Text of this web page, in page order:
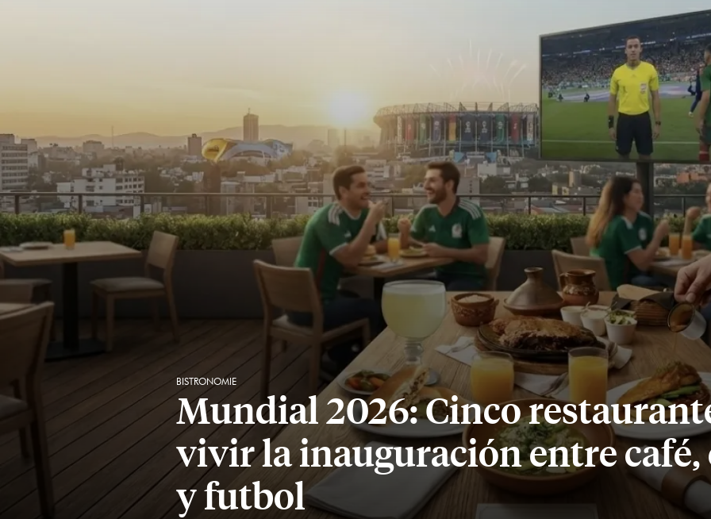
BISTRONOMIE
Mundial 2026: Cinco
vivir la inauguración entre
y futbol